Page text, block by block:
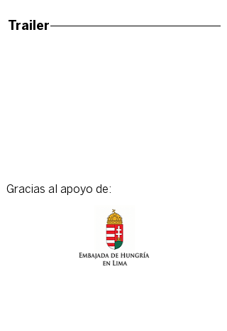
Trailer
Gracias al apoyo de: